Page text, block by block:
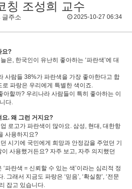
칭 조성희 교수
글주소 2025-10-27 06:34
요?
은, 한국인이 유난히 좋아하는 ‘파란색’에 대
사람들 38%가 파란색을 가장 좋아한다고 합
파랑은 우리에게 특별한 색이죠.
할까? 우리나라 사람들이 특히 좋아하는 이
다.
. 왜 그런 거지요?
로고가 파란색이 많아요. 삼성, 현대, 대한항
사용하지요?
시기에 국민에게 희망과 안정감을 주었던 기
사용했거든요? 자주 보고, 자주 의지했던
파란색 = 신뢰할 수 있는 색’이라는 심리적 정
래서 지금도 파랑은 ‘믿음’, ‘확실함’, ‘전문
잡고 있습니다.